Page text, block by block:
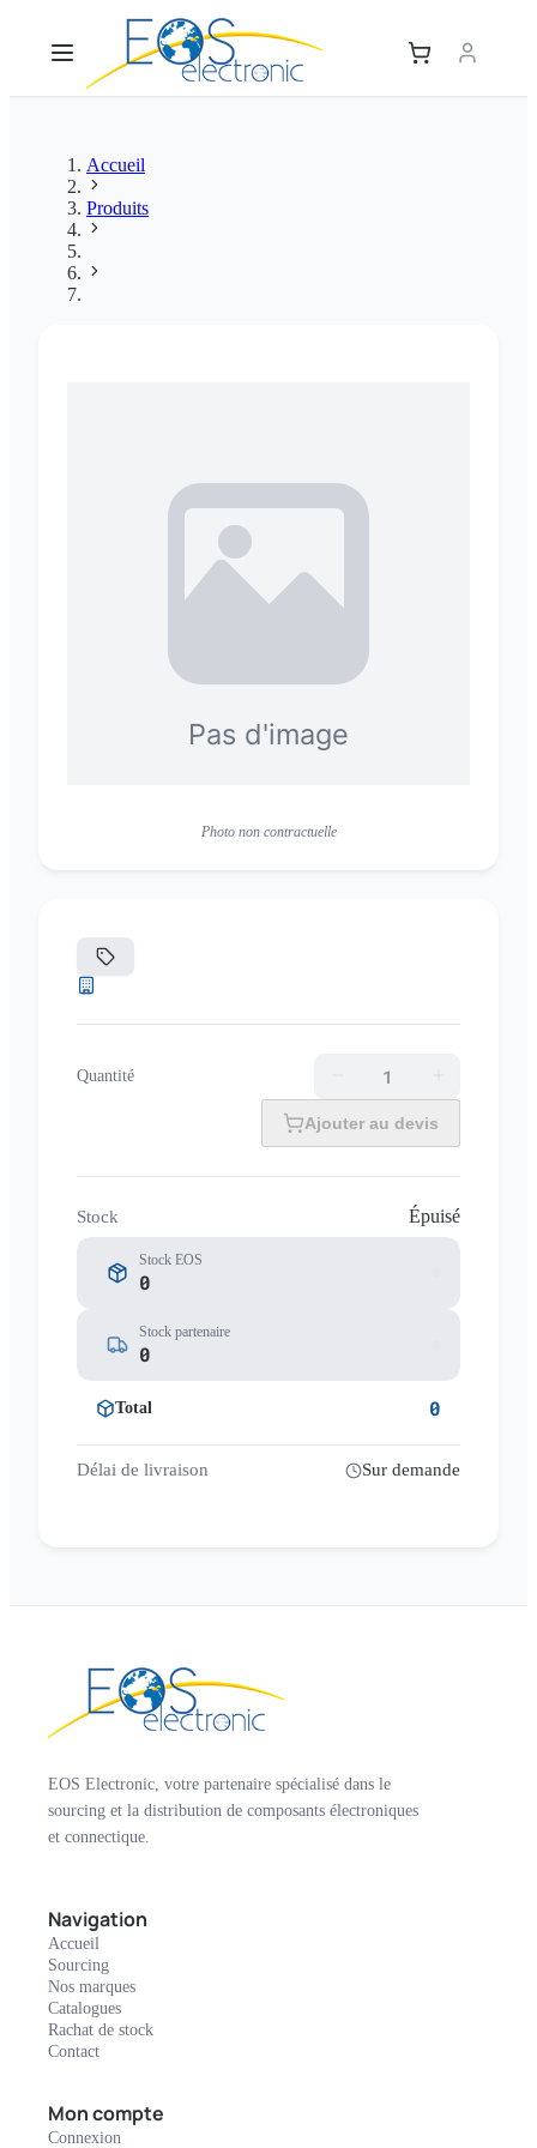
Accueil
Produits
Photo non contractuelle
Quantité
Ajouter au devis
Stock Épuisé
Stock EOS
0
Stock partenaire
0
Total 0
Délai de livraison Sur demande
EOS Electronic, votre partenaire spécialisé dans le
sourcing et la distribution de composants électroniques
et connectique.
Navigation
Accueil
Sourcing
Nos marques
Catalogues
Rachat de stock
Contact
Mon compte
Connexion